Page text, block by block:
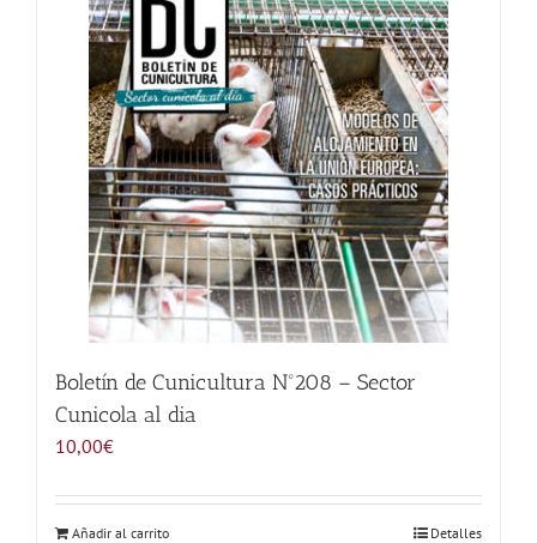
Noticias
Hazte Socio
Contactar
WooCommerce My Account
WooCommerce Cart
Boletín de Cunicultura Nº208 – Sector
Cunicola al dia
10,00€
Añadir al carrito Detalles